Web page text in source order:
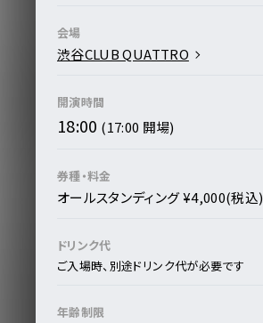
会場
渋谷CLUB QUATTRO
開演時間
18:00 (17:00 開場)
券種・料金
オールスタンディング ¥4,000(税込)
ドリンク代
ご入場時、別途ドリンク代が必要です
年齢制限